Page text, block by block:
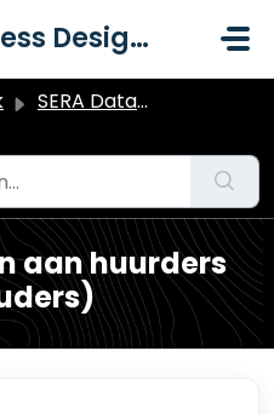
SERA Business Design B.V.
SERA Dataduiker Verhuur
aan huurders